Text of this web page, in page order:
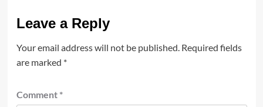
Leave a Reply
Your email address will not be published. Required fields
are marked *
Comment *